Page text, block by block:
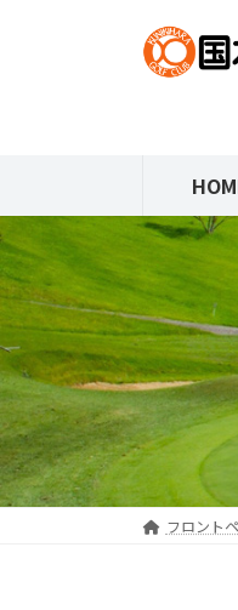
キ
ッ
プ
に
移
動
フロント